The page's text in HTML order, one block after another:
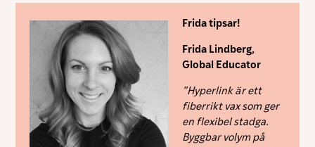
Frida tipsar!
Frida Lindberg,
Global Educator
”Hyperlink är ett
fiberrikt vax som ger
en flexibel stadga.
Byggbar volym på
med dig av dina
intressen och ditt
surfar ökar du
chansen att få se
anpassat innehåll
och erbjudanden.